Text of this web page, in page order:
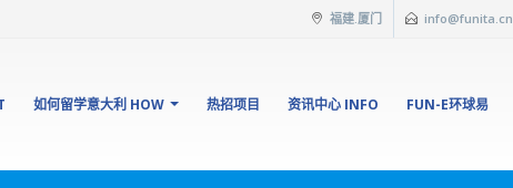
福建.厦门 info@funita.cn
如何留学意大利 HOW 热招项目 资讯中心 INFO FUN-E环球易